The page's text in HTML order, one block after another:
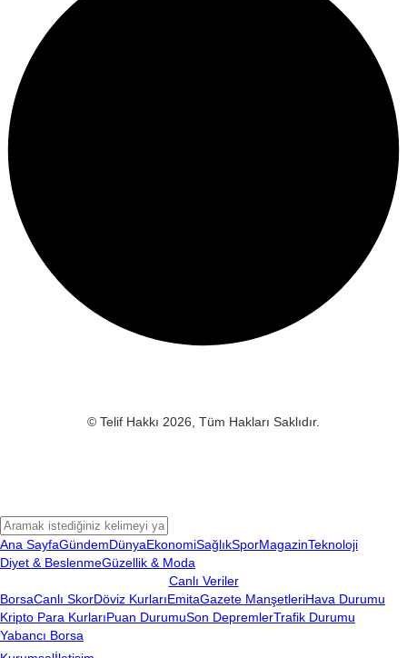
© Telif Hakkı 2026, Tüm Hakları Saklıdır.
Ana SayfaGündemDünyaEkonomiSağlıkSporMagazinTeknoloji
Diyet & BeslenmeGüzellik & Moda
Canlı Veriler
BorsaCanlı SkorDöviz KurlarıEmitaGazete ManşetleriHava Durumu
Kripto Para KurlarıPuan DurumuSon DepremlerTrafik Durumu
Yabancı Borsa